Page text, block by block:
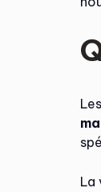
La